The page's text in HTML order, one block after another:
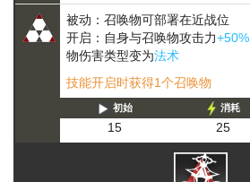
被动：召唤物可部署在近战位
开启：自身与召唤物攻击力+50%
物伤害类型变为法术
技能开启时获得1个召唤物
初始
15
消耗
25